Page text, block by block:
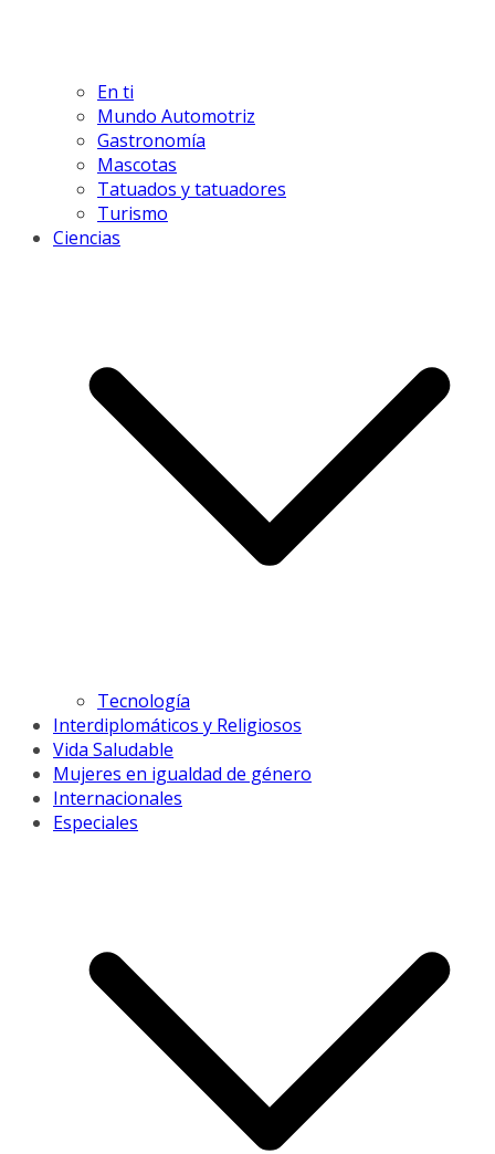
En ti
Mundo Automotriz
Gastronomía
Mascotas
Tatuados y tatuadores
Turismo
Ciencias
Tecnología
Interdiplomáticos y Religiosos
Vida Saludable
Mujeres en igualdad de género
Internacionales
Especiales